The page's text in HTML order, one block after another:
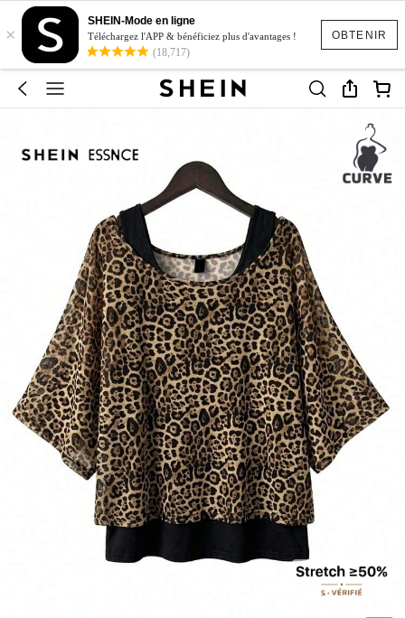
OBTENIR
×
SHEIN-Mode en ligne
Téléchargez l'APP & bénéficiez plus d'avantages !
(18,717)